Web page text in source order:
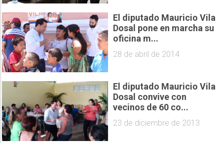
El diputado Mauricio Vila
Dosal pone en marcha su
oficina m...
28 de abril de 2014
El diputado Mauricio Vila
Dosal convive con
vecinos de 60 co...
23 de diciembre de 2013